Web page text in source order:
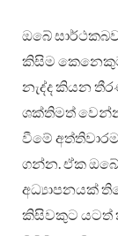
ඔබේ
කිසිම
නැද්ද කියන
ශක්තිමත්
වීමේ
ගන්න. ඒක
අධ්‍යාපනයක්
කිසිවකුට යටත්